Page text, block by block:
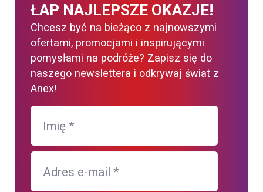
ŁAP NAJLEPSZE OKAZJE!
Chcesz być na bieżąco z najnowszymi
ofertami, promocjami i inspirującymi
pomysłami na podróże? Zapisz się do
naszego newslettera i odkrywaj świat z
Anex!
Imię *
Adres e-mail *